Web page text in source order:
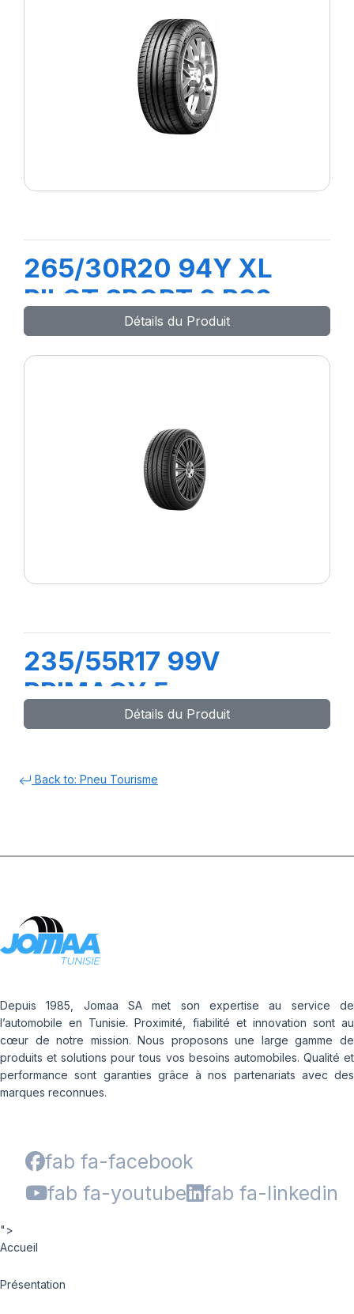
265/30R20 94Y XL
PILOT SPORT 2 PS2
(RO1)
Détails du Produit
235/55R17 99V
PRIMACY 5
Détails du Produit
Back to: Pneu Tourisme
Depuis 1985, Jomaa SA met son expertise au service de
l’automobile en Tunisie. Proximité, fiabilité et innovation sont au
cœur de notre mission. Nous proposons une large gamme de
produits et solutions pour tous vos besoins automobiles. Qualité et
performance sont garanties grâce à nos partenariats avec des
marques reconnues.
fab fa-facebook
fab fa-youtube
fab fa-linkedin
">
Accueil
Présentation